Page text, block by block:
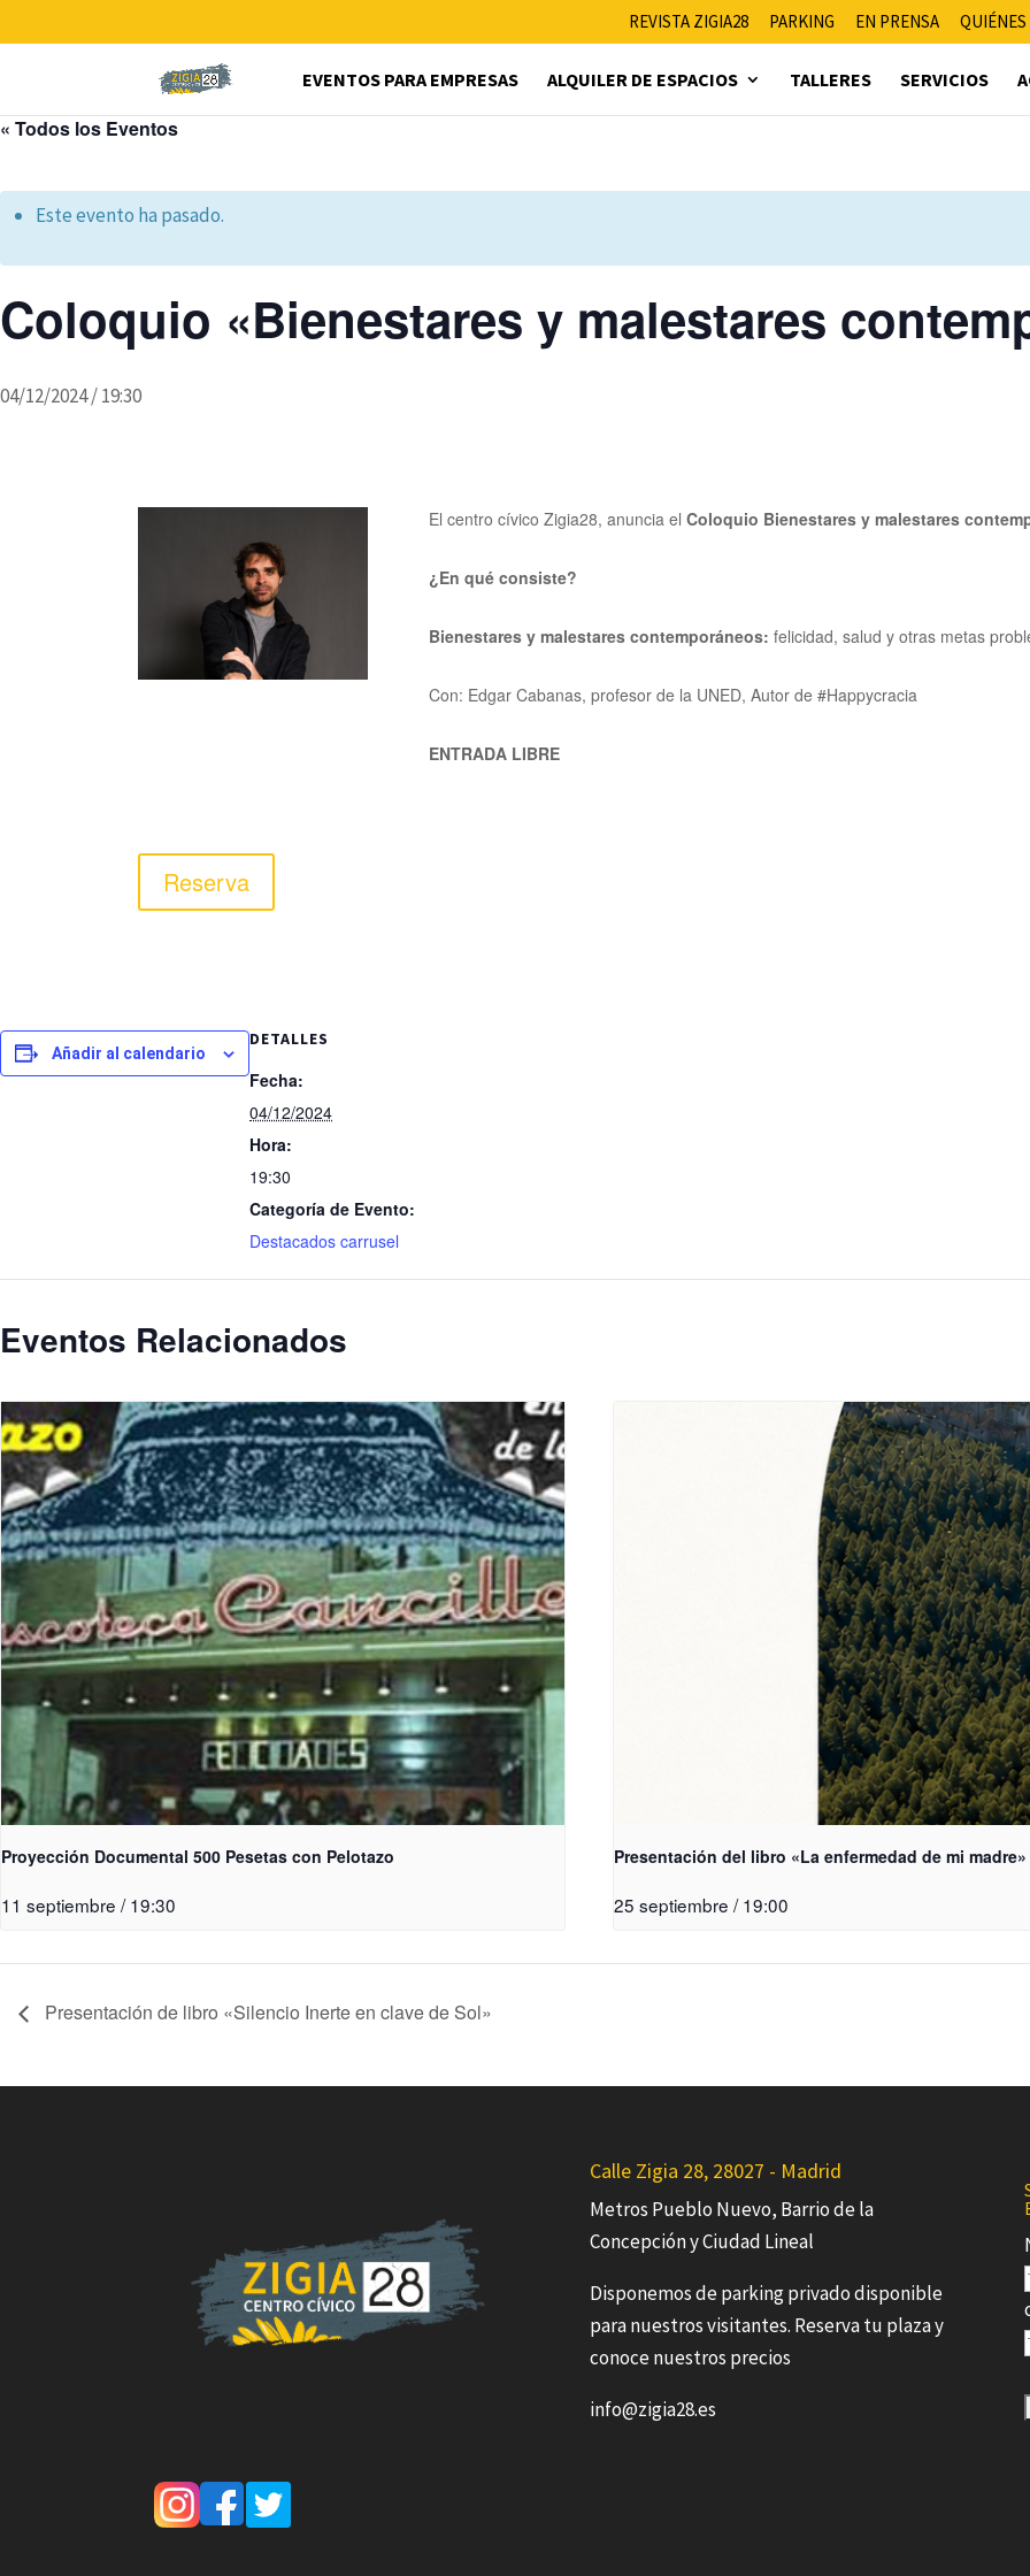
REVISTA ZIGIA28 PARKING EN PRENSA QUIÉNES
EVENTOS PARA EMPRESAS ALQUILER DE ESPACIOS TALLERES SERVICIOS
« Todos los Eventos
Este evento ha pasado.
Coloquio «Bienestares y malestares
04/12/2024 / 19:30
El centro cívico Zigia28, anuncia elColoquio Bienestares y malestares
¿En qué consiste?
Bienestares y malestares contemporáneos: felicidad, salud y otras metas
Con: Edgar Cabanas, profesor de la UNED, Autor de #Happycracia
ENTRADA LIBRE
Reserva
Añadir al calendario
DETALLES
Fecha:
04/12/2024
Hora:
19:30
Categoría de Evento:
Destacados carrusel
Eventos Relacionados
Proyección Documental 500 Pesetas con Pelotazo
11 septiembre / 19:30
Presentación del libro «La enfermedad de mi madre»
25 septiembre / 19:00
Presentación de libro «Silencio Inerte en clave de Sol»
Calle Zigia 28, 28027 - Madrid
Metros Pueblo Nuevo, Barrio de la
Concepción y Ciudad Lineal
Disponemos de parking privado disponible
para nuestros visitantes. Reserva tu plaza y
conoce nuestros precios
info@zigia28.es